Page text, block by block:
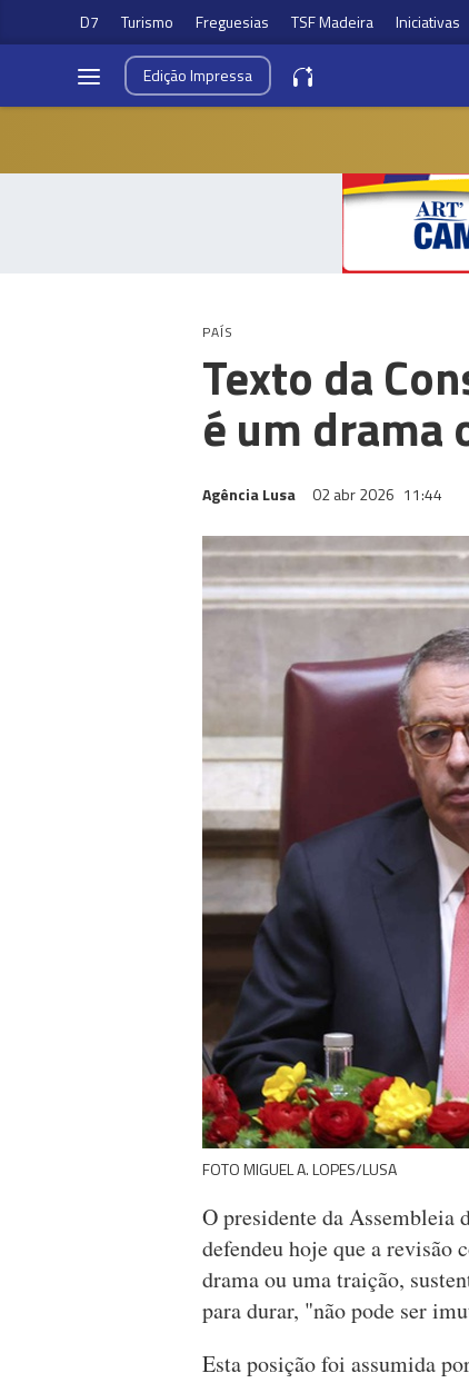
D7 Turismo Freguesias TSF Madeira Iniciativas
EdiçãoImpressa
PAÍS
Texto da
é um drama
Agência Lusa 02 abr 2026 11:44
FOTO MIGUEL A. LOPES/LUSA
O presidente da Assembleia
defendeu hoje que a revisão
drama ou uma traição,
para durar, "não pode ser
Esta posição foi assumida